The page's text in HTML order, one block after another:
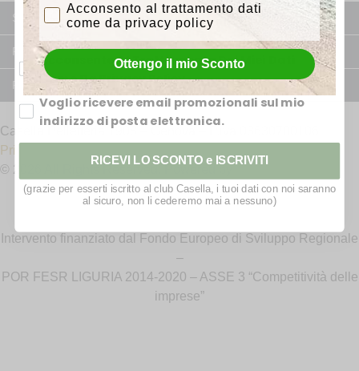
Sanificazione ad ozono
Riparazione borse
Riparazione capi in pelle
Casella Pelletteria 1908 – Genova – P.iva 03630700106
Privacy Policy
© 2026 All Rights Reserved. Powered by
Intervento finanziato dal Fondo Europeo di Sviluppo Regionale
–
POR FESR LIGURIA 2014-2020 – ASSE 3 “Competitività delle
imprese”
Uomo
Donna
Voglio ricevere lo sconto per email
Acconsento Al Trattamento Dei Miei Dati
Come Da Privacy Policy
Voglio ricevere email promozionali sul mio
indirizzo di posta elettronica.
RICEVI LO SCONTO e ISCRIVITI
(grazie per esserti iscritto al club Casella, i tuoi dati con noi saranno
al sicuro, non li cederemo mai a nessuno)
Acconsento al trattamento dati
come da privacy policy
Ottengo il mio Sconto